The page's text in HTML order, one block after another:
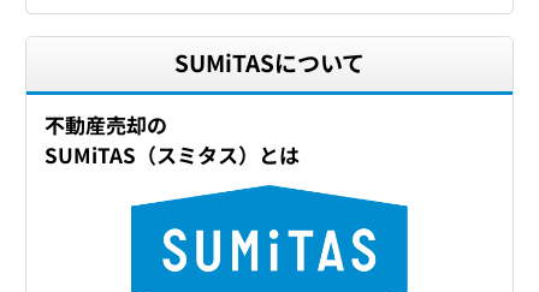
SUMiTASについて
不動産売却の
SUMiTAS（スミタス）とは